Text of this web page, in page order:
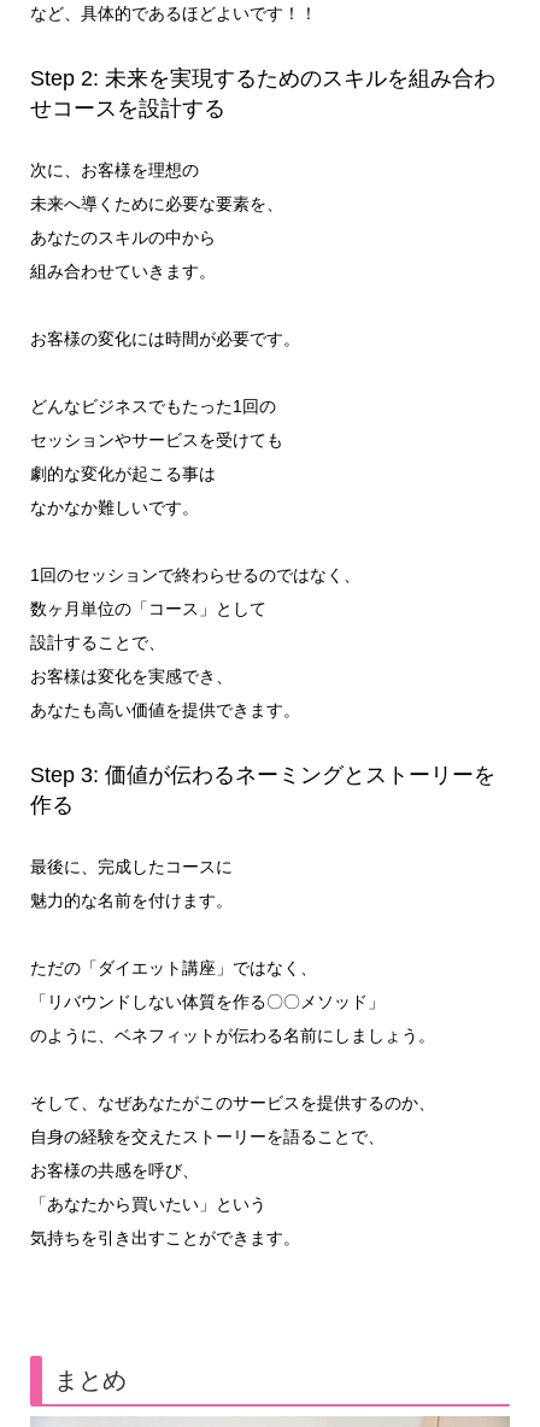
など、具体的であるほどよいです！！
Step 2: 未来を実現するためのスキルを組み合わ
せコースを設計する
次に、お客様を理想の
未来へ導くために必要な要素を、
あなたのスキルの中から
組み合わせていきます。
お客様の変化には時間が必要です。
どんなビジネスでもたった1回の
セッションやサービスを受けても
劇的な変化が起こる事は
なかなか難しいです。
1回のセッションで終わらせるのではなく、
数ヶ月単位の「コース」として
設計することで、
お客様は変化を実感でき、
あなたも高い価値を提供できます。
Step 3: 価値が伝わるネーミングとストーリーを
作る
最後に、完成したコースに
魅力的な名前を付けます。
ただの「ダイエット講座」ではなく、
「リバウンドしない体質を作る〇〇メソッド」
のように、ベネフィットが伝わる名前にしましょう。
そして、なぜあなたがこのサービスを提供するのか、
自身の経験を交えたストーリーを語ることで、
お客様の共感を呼び、
「あなたから買いたい」という
気持ちを引き出すことができます。
まとめ